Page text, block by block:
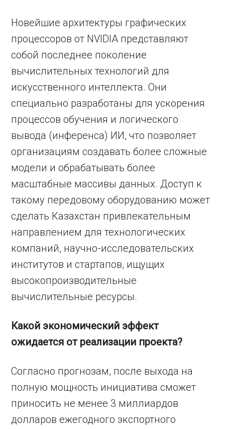
Новейшие архитектуры графических
процессоров от NVIDIA представляют
собой последнее поколение
вычислительных технологий для
искусственного интеллекта. Они
специально разработаны для ускорения
процессов обучения и логического
вывода (инференса) ИИ, что позволяет
организациям создавать более сложные
модели и обрабатывать более
масштабные массивы данных. Доступ к
такому передовому оборудованию может
сделать Казахстан привлекательным
направлением для технологических
компаний, научно-исследовательских
институтов и стартапов, ищущих
высокопроизводительные
вычислительные ресурсы.
Какой экономический эффект
ожидается от реализации проекта?
Согласно прогнозам, после выхода на
полную мощность инициатива сможет
приносить не менее 3 миллиардов
долларов ежегодного экспортного